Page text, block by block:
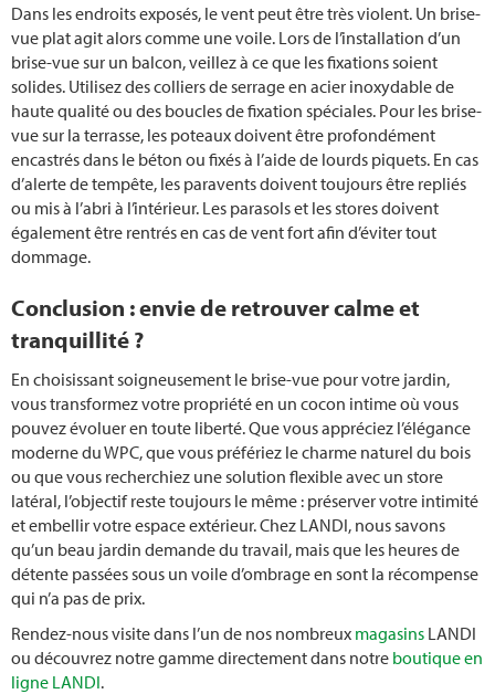
Dans les endroits exposés, le vent peut être très violent. Un brise-
vue plat agit alors comme une voile. Lors de l’installation d’un
brise-vue sur un balcon, veillez à ce que les fixations soient
solides. Utilisez des colliers de serrage en acier inoxydable de
haute qualité ou des boucles de fixation spéciales. Pour les brise-
vue sur la terrasse, les poteaux doivent être profondément
encastrés dans le béton ou fixés à l’aide de lourds piquets. En cas
d’alerte de tempête, les paravents doivent toujours être repliés
ou mis à l’abri à l’intérieur. Les parasols et les stores doivent
également être rentrés en cas de vent fort afin d’éviter tout
dommage.
Conclusion : envie de retrouver calme et
tranquillité ?
En choisissant soigneusement le brise-vue pour votre jardin,
vous transformez votre propriété en un cocon intime où vous
pouvez évoluer en toute liberté. Que vous appréciez l’élégance
moderne du WPC, que vous préfériez le charme naturel du bois
ou que vous recherchiez une solution flexible avec un store
latéral, l’objectif reste toujours le même : préserver votre intimité
et embellir votre espace extérieur. Chez LANDI, nous savons
qu’un beau jardin demande du travail, mais que les heures de
détente passées sous un voile d’ombrage en sont la récompense
qui n’a pas de prix.
Rendez-nous visite dans l’un de nos nombreux magasins LANDI
ou découvrez notre gamme directement dans notre boutique en
ligne LANDI.